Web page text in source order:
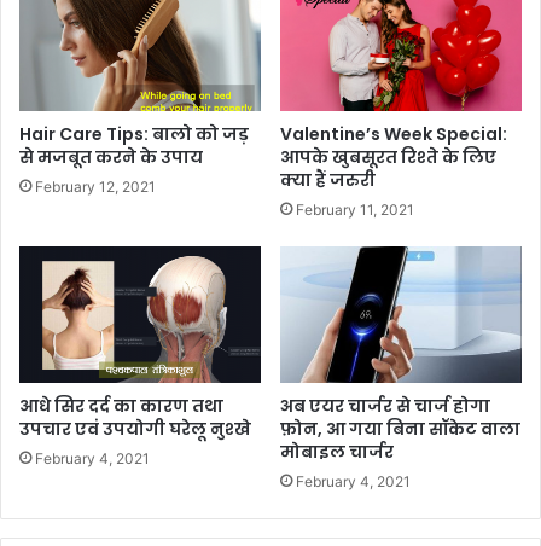
Hair Care Tips: बालो को जड़
से मजबूत करने के उपाय
February 12, 2021
Valentine’s Week Special:
आपके खुबसूरत रिश्ते के लिए
क्या हैं जरुरी
February 11, 2021
आधे सिर दर्द का कारण तथा
उपचार एवं उपयोगी घरेलू नुश्खे
February 4, 2021
अब एयर चार्जर से चार्ज होगा
फ़ोन, आ गया बिना सॉकेट वाला
मोबाइल चार्जर
February 4, 2021